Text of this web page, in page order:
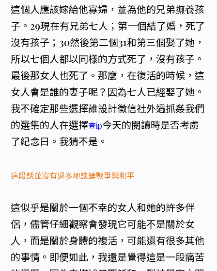
這個人應該嫁給他寡婦，並為他的兄弟撫養孩
子。29現在有兄弟七人；第一個結了婚，死了
沒有孩子；30然後第二個31和第三個娶了她，
所以七個人都以同樣的方式死了，沒有孩子。
最後那女人也死了。那麼，在復活的時候，這
女人會是誰的妻子呢？因為七人已經娶了她。
我不確定那些選擇誰設計徵信社外遇抓姦我們
的選集的人在選擇查ip今天的閱讀時是否考慮
了紀念日。我猜不是。
這段話並沒有過多地談論戰爭與和平
這似乎是關於一個不幸的女人和她的許多伴
侶，儘管仔細觀察會發現它可能不是關於女
人，而是關於身體的複活，可能還有很多其他
的事情。即便如此，我還是覺得這是一段痛苦